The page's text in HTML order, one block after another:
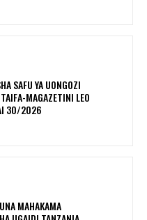
SAFU YA UONGOZI
MAGAZETINI LEO
30/2026
MAHAKAMA